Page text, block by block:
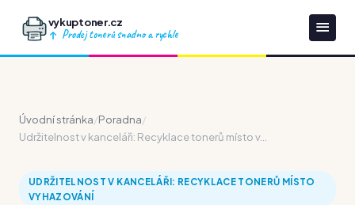
vykuptoner.cz
Prodej tonerů snadno a rychle
Úvodní stránka/Poradna/
Udržitelnost v kanceláři: Recyklace tonerů místo v...
UDRŽITELNOST V KANCELÁŘI: RECYKLACE TONERŮ MÍSTO
VYHAZOVÁNÍ